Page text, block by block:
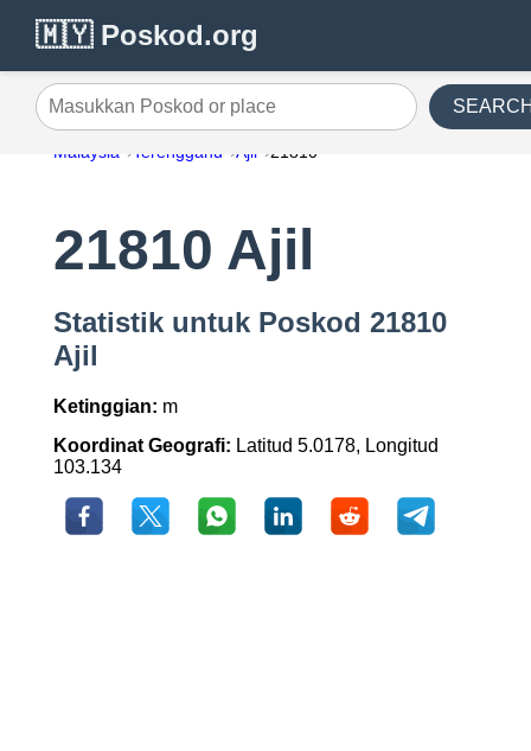
🇲🇾 Poskod.org
Masukkan Poskod or place
Malaysia Terengganu Ajil 21810
21810 Ajil
Statistik untuk Poskod 21810
Ajil
Ketinggian: m
Koordinat Geografi: Latitud 5.0178, Longitud
103.134